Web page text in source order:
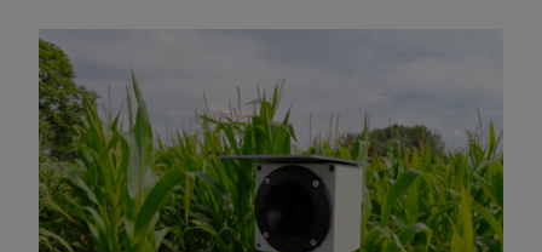
Garanciáink
Szakértői
blog